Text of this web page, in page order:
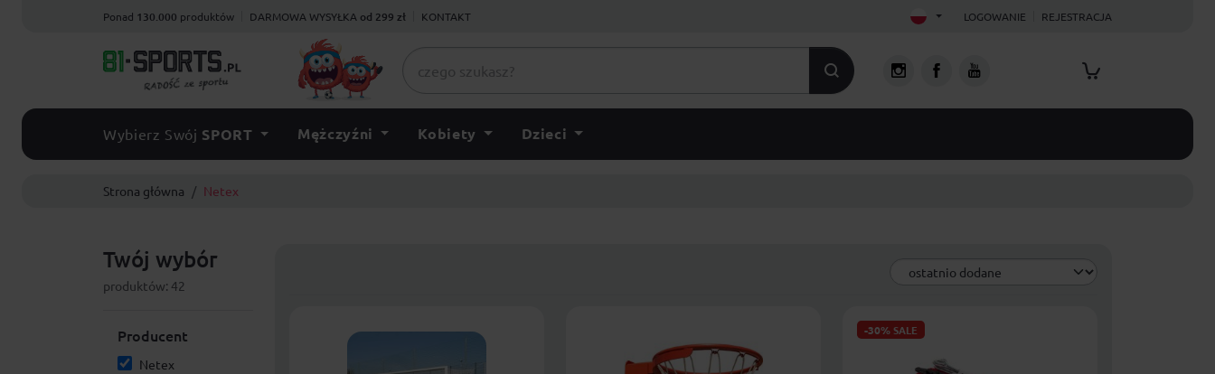
Ponad 130.000 produktów DARMOWA WYSYŁKA od 299 zł KONTAKT LOGOWANIE REJESTRACJA
Wybierz Swój SPORT Mężczyźni Kobiety Dzieci
Strona główna Netex
Twój wybór
produktów: 42
Producent
Netex
-30% SALE